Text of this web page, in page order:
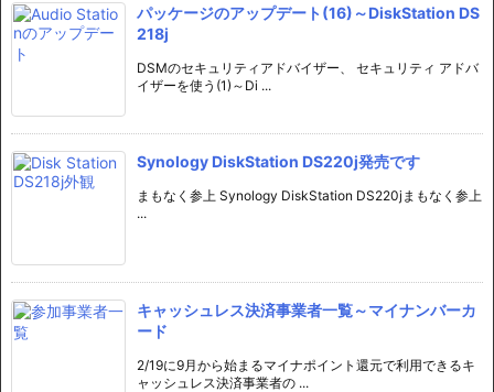
パッケージのアップデート(16)～DiskStation DS
218j
DSMのセキュリティアドバイザー、 セキュリティ アドバ
イザーを使う(1)～Di ...
Synology DiskStation DS220j発売です
まもなく参上 Synology DiskStation DS220jまもなく参上
...
キャッシュレス決済事業者一覧～マイナンバーカ
ード
2/19に9月から始まるマイナポイント還元で利用できるキ
ャッシュレス決済事業者の ...